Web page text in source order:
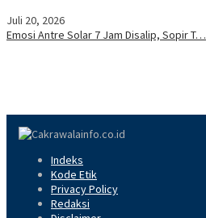
Juli 20, 2026
Emosi Antre Solar 7 Jam Disalip, Sopir T…
Indeks
Kode Etik
Privacy Policy
Redaksi